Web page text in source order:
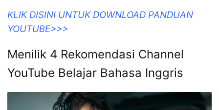
KLIK DISINI UNTUK DOWNLOAD PANDUAN
YOUTUBE>>>
Menilik 4 Rekomendasi Channel
YouTube Belajar Bahasa Inggris